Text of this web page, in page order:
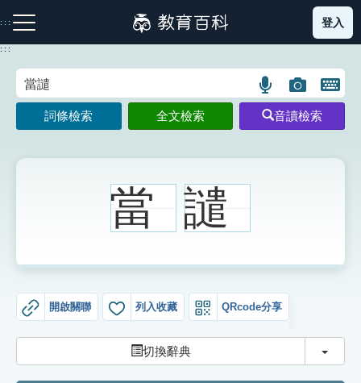
到
主
:::
注音索引圖示 筆畫索引圖示 部首索引表圖示
生字詞彙表
登入
:::
語
言
搜
圖
片
搜
開
鍵
圖
詞條檢索 全文檢索 音讀檢索
當 譴
開啟關聯 列入收藏 QRcode分享
切換辭典 切換